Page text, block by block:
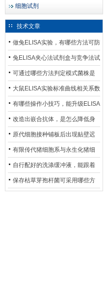
细胞试剂
技术文章
做兔ELISA实验，有哪些方法可防
止平台效应发生？
兔ELISA夹心法试剂盒与竞争法试
剂盒，适用检测场景存在哪些差
异？
可通过哪些方法判定模式菌株是
否存在杂菌污染？
大鼠ELISA实验标准曲线相关系数
偏低，可从哪些维度开展问题排
查？
有哪些操作小技巧，能升级ELISA
的LOD与LOQ性能？
改造出嵌合抗体，是怎么降低身
体生成抗鼠抗体（HAMA）的？
原代细胞接种铺板后出现贴壁迟
缓、悬浮细胞数量偏多的现象的
主要诱因
有限传代猪细胞系与永生化猪细
胞系，二者在增殖存活周期上有
什么区别？
自行配好的洗涤缓冲液，能跟着
试剂盒原装干粉放一处储存吗？
保存枯草芽孢杆菌可采用哪些方